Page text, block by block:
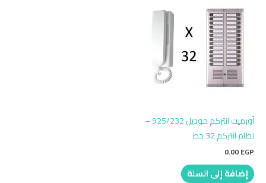
أورميت انتركم موديل 925/232 –
نظام انتركم 32 خط
0.00EGP
إضافة إلى السلة